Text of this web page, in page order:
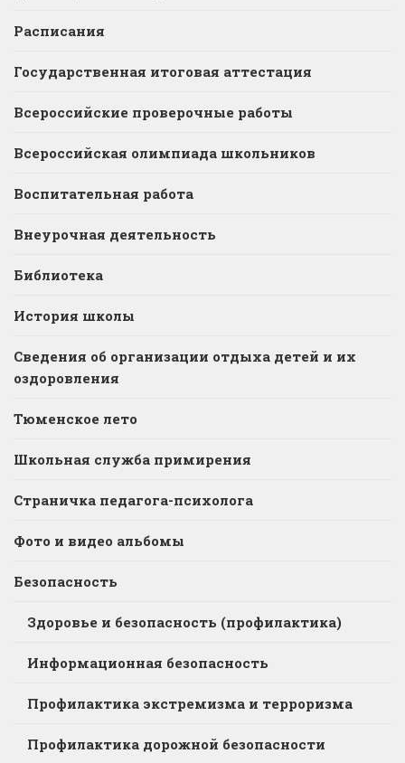
Расписания
Государственная итоговая аттестация
Всероссийские проверочные работы
Всероссийская олимпиада школьников
Воспитательная работа
Внеурочная деятельность
Библиотека
История школы
Сведения об организации отдыха детей и их
оздоровления
Тюменское лето
Школьная служба примирения
Страничка педагога-психолога
Фото и видео альбомы
Безопасность
Здоровье и безопасность (профилактика)
Информационная безопасность
Профилактика экстремизма и терроризма
Профилактика дорожной безопасности